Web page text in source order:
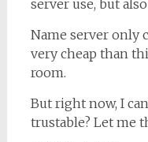
server use, but
Name server only
very cheap than
room.
But right now, I
trustable? Let me